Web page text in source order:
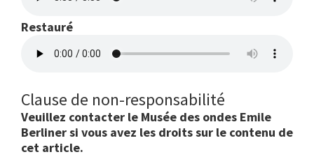
Restauré
Clause de non-responsabilité
Veuillez contacter le Musée des ondes Emile
Berliner si vous avez les droits sur le contenu de
cet article.